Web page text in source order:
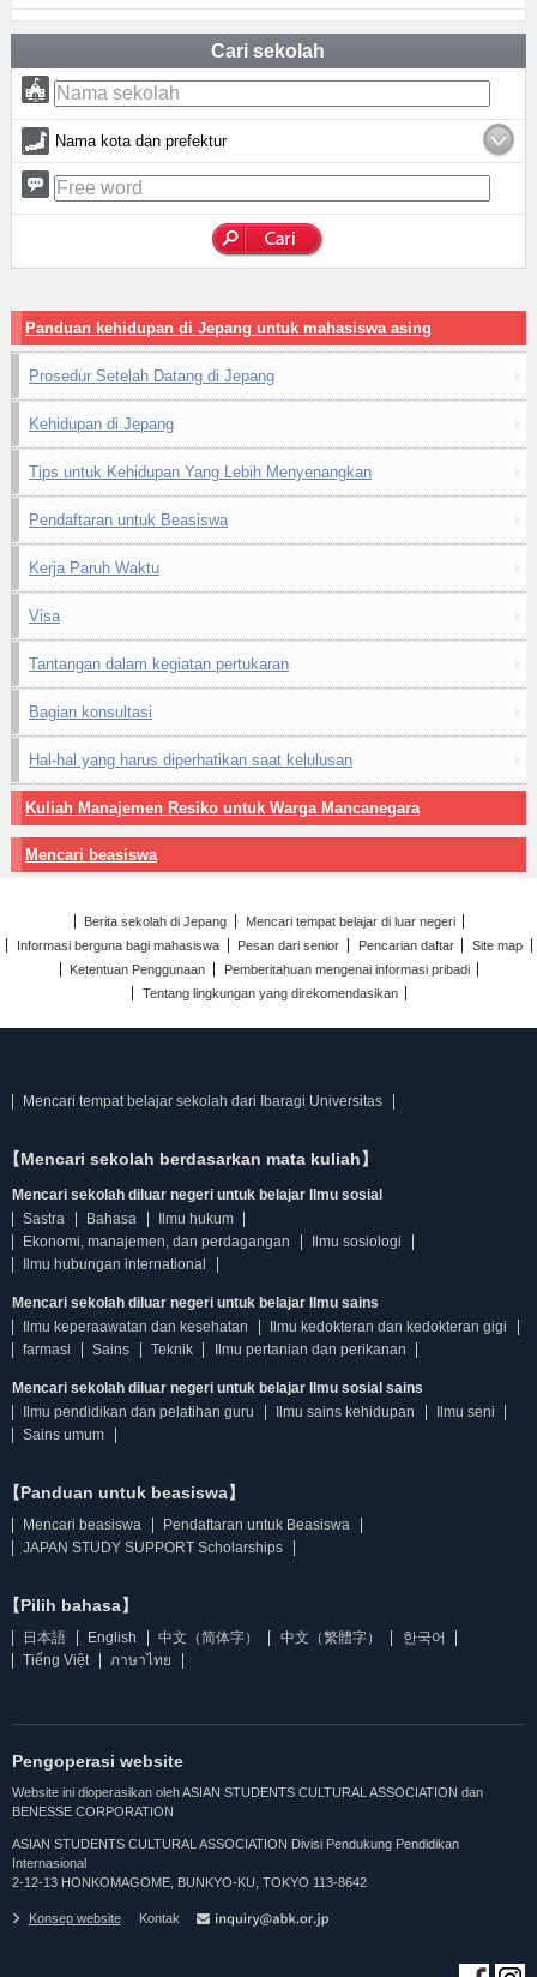
Cari sekolah
Nama kota dan prefektur
Panduan kehidupan di Jepang untuk mahasiswa asing
Prosedur Setelah Datang di Jepang
Kehidupan di Jepang
Tips untuk Kehidupan Yang Lebih Menyenangkan
Pendaftaran untuk Beasiswa
Kerja Paruh Waktu
Visa
Tantangan dalam kegiatan pertukaran
Bagian konsultasi
Hal-hal yang harus diperhatikan saat kelulusan
Kuliah Manajemen Resiko untuk Warga Mancanegara
Mencari beasiswa
Berita sekolah di Jepang
Mencari tempat belajar di luar negeri
Informasi berguna bagi mahasiswa
Pesan dari senior Pencarian daftar
Site map
Ketentuan Penggunaan
Pemberitahuan mengenai informasi pribadi
Tentang lingkungan yang direkomendasikan
Mencari tempat belajar sekolah dari Ibaragi Universitas
【Mencari sekolah berdasarkan mata kuliah】
Mencari sekolah diluar negeri untuk belajar Ilmu sosial
Sastra
Bahasa
Ilmu hukum
Ekonomi, manajemen, dan perdagangan
Ilmu sosiologi
Ilmu hubungan international
Mencari sekolah diluar negeri untuk belajar Ilmu sains
Ilmu keperaawatan dan kesehatan
Ilmu kedokteran dan kedokteran gigi
farmasi
Sains Teknik Ilmu pertanian dan perikanan
Mencari sekolah diluar negeri untuk belajar Ilmu sosial sains
Ilmu pendidikan dan pelatihan guru
Ilmu sains kehidupan
Ilmu seni
Sains umum
【Panduan untuk beasiswa】
Mencari beasiswa
Pendaftaran untuk Beasiswa
JAPAN STUDY SUPPORT Scholarships
【Pilih bahasa】
日本語 English 中文（简体字） 中文（繁體字）
한국어
Tiếng Việt
ภาษาไทย
Pengoperasi website
Website ini dioperasikan oleh ASIAN STUDENTS CULTURAL ASSOCIATION dan
BENESSE CORPORATION
ASIAN STUDENTS CULTURAL ASSOCIATION Divisi Pendukung Pendidikan
Internasional
2-12-13 HONKOMAGOME, BUNKYO-KU, TOKYO 113-8642
Konsep website Kontak